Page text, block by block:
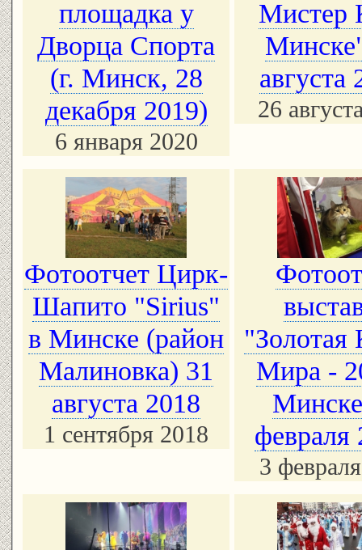
площадка у
Дворца Спорта
(г. Минск, 28
декабря 2019)
6 января 2020
Мистер
августа
26
Фотоотчет Цирк-
Шапито "Sirius"
в Минске (район
Малиновка) 31
августа 2018
1 сентября 2018
"Золотая
Мира -
февраля
3